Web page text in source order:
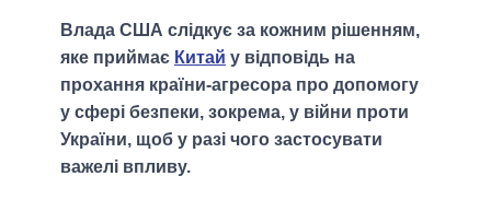
Влада США слідкує за кожним рішенням,
яке приймає Китай у відповідь на
прохання країни-агресора про допомогу
у сфері безпеки, зокрема, у війни проти
України, щоб у разі чого застосувати
важелі впливу.